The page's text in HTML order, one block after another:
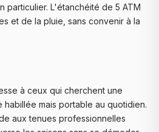
particulier. L'étanchéité de 5 ATM
et de la pluie, sans convenir à la
à ceux qui cherchent une
habillée mais portable au quotidien.
aux tenues professionnelles